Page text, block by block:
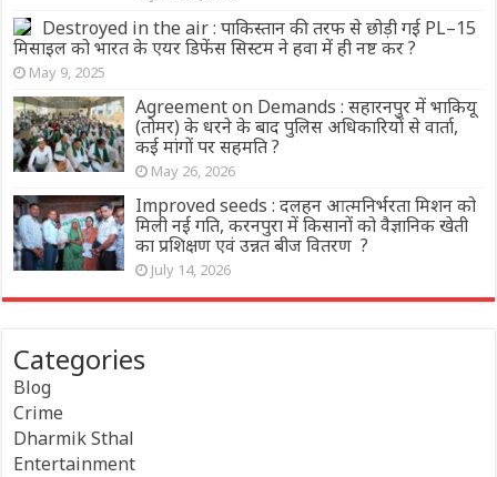
Destroyed in the air : पाकिस्तान की तरफ से छोड़ी गई PL–15
मिसाइल को भारत के एयर डिफेंस सिस्टम ने हवा में ही नष्ट कर ?
May 9, 2025
Agreement on Demands : सहारनपुर में भाकियू
(तोमर) के धरने के बाद पुलिस अधिकारियों से वार्ता,
कई मांगों पर सहमति ?
May 26, 2026
Improved seeds : दलहन आत्मनिर्भरता मिशन को
मिली नई गति, करनपुरा में किसानों को वैज्ञानिक खेती
का प्रशिक्षण एवं उन्नत बीज वितरण ?
July 14, 2026
Categories
Blog
Crime
Dharmik Sthal
Entertainment